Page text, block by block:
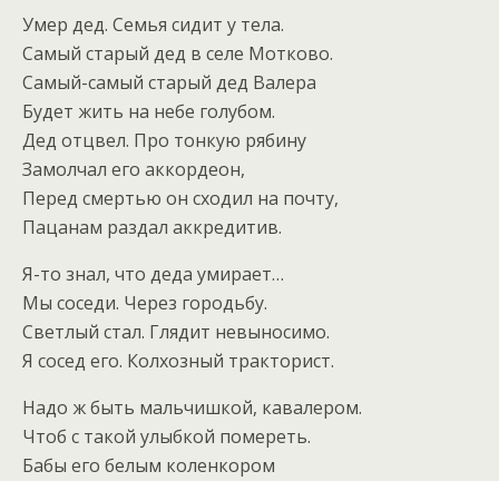
Умер дед. Семья сидит у тела.
Самый старый дед в селе Мотково.
Самый-самый старый дед Валера
Будет жить на небе голубом.
Дед отцвел. Про тонкую рябину
Замолчал его аккордеон,
Перед смертью он сходил на почту,
Пацанам раздал аккредитив.
Я-то знал, что деда умирает…
Мы соседи. Через городьбу.
Светлый стал. Глядит невыносимо.
Я сосед его. Колхозный тракторист.
Надо ж быть мальчишкой, кавалером.
Чтоб с такой улыбкой помереть.
Бабы его белым коленкором